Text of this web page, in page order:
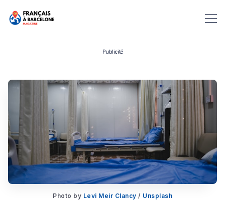
Rechercher dans Français à
Publicité
Photo by Levi Meir Clancy / Unsplash